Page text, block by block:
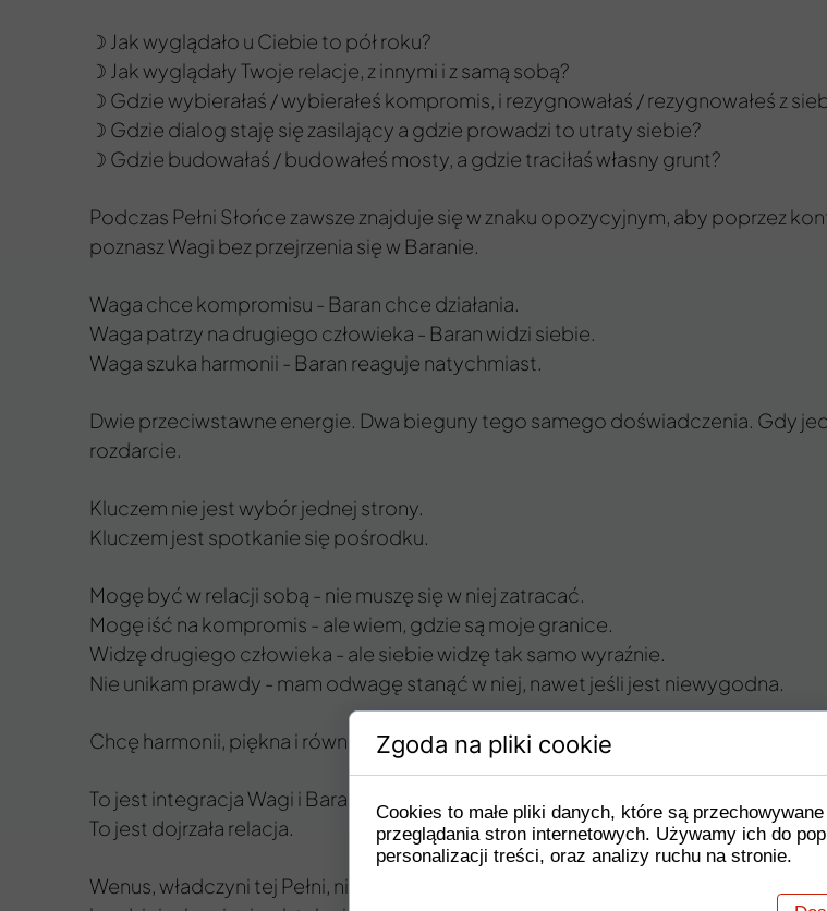
☽ Jak wyglądało u Ciebie to pół roku?
☽ Jak wyglądały Twoje relacje, z innymi i z samą sobą?
☽ Gdzie wybierałaś / wybierałeś kompromis, i rezygnowałaś / rezygnowałeś z
☽ Gdzie dialog staję się zasilający a gdzie prowadzi to utraty siebie?
☽ Gdzie budowałaś / budowałeś mosty, a gdzie traciłaś własny grunt?
Podczas Pełni Słońce zawsze znajduje się w znaku opozycyjnym, aby poprzez
poznasz Wagi bez przejrzenia się w Baranie.
Waga chce kompromisu - Baran chce działania.
Waga patrzy na drugiego człowieka - Baran widzi siebie.
Waga szuka harmonii - Baran reaguje natychmiast.
Dwie przeciwstawne energie. Dwa bieguny tego samego doświadczenia. Gdy
rozdarcie.
Kluczem nie jest wybór jednej strony.
Kluczem jest spotkanie się pośrodku.
Mogę być w relacji sobą - nie muszę się w niej zatracać.
Mogę iść na kompromis - ale wiem, gdzie są moje granice.
Widzę drugiego człowieka - ale siebie widzę tak samo wyraźnie.
Nie unikam prawdy - mam odwagę stanąć w niej, nawet jeśli jest niewygodna.
Chcę harmonii, piękna i równowagi, ale wiem też, kiedy zawalczyć o siebie i
To jest integracja Wagi i Barana.
To jest dojrzała relacja.
Wenus, władczyni tej Pełni, niedawno przeszła do Byka, znaku, w którym jest u
Zgoda na pliki cookie
Cookies to małe pliki danych, które są
przeglądania stron internetowych. Używamy ich do
personalizacji treści, oraz analizy ruchu na stronie.